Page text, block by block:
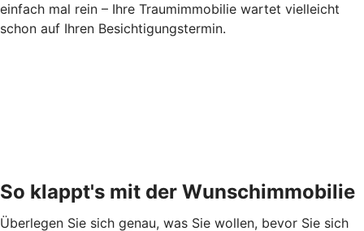
einfach mal rein – Ihre Traumimmobilie wartet vielleicht
schon auf Ihren Besichtigungstermin.
So klappt's mit der Wunschimmobilie
Überlegen Sie sich genau, was Sie wollen, bevor Sie sich